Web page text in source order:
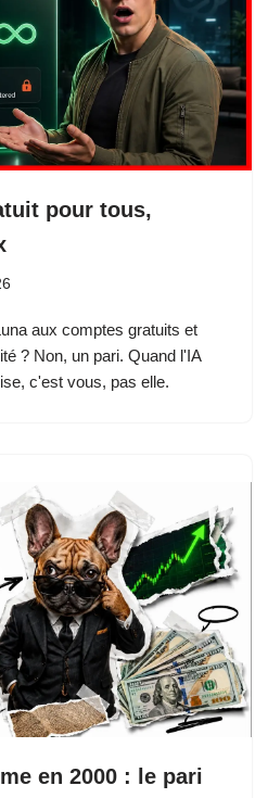
pour tous,
aux comptes gratuits et
? Non, un pari. Quand l'IA
c'est vous, pas elle.
en 2000 : le pari